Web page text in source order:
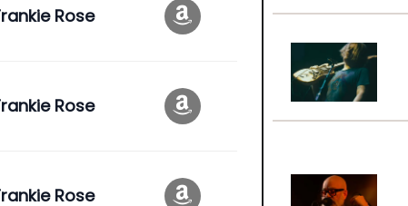
Rose
Rose
Rose